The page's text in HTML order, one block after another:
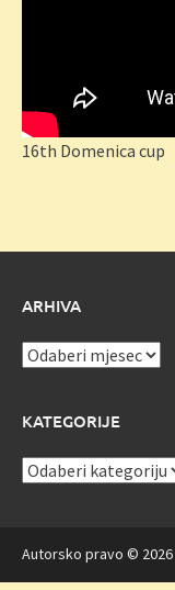
16th Domenica cup
ARHIVA
Arhiva
KATEGORIJE
Kategorije
Autorsko pravo © 2026